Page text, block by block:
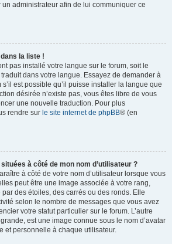
administrateur afin de lui communiquer ce
la liste !
pas installé votre langue sur le forum, soit le
traduit dans votre langue. Essayez de demander à
est possible qu’il puisse installer la langue que
désirée n’existe pas, vous êtes libre de vous
une nouvelle traduction. Pour plus
rendre sur le site internet de phpBB® (en
à côté de mon nom d’utilisateur ?
à côté de votre nom d’utilisateur lorsque vous
peut être une image associée à votre rang,
des étoiles, des carrés ou des ronds. Elle
selon le nombre de messages que vous avez
votre statut particulier sur le forum. L’autre
est une image connue sous le nom d’avatar
et personnelle à chaque utilisateur.